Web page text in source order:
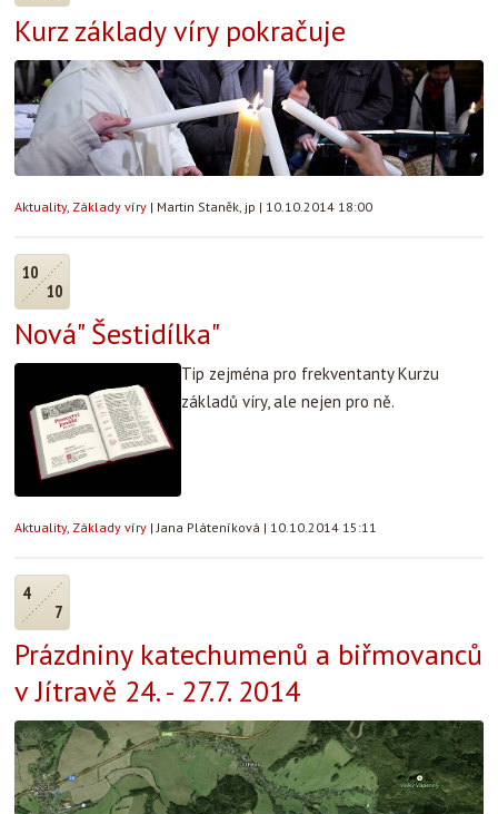
Kurz základy víry pokračuje
Aktuality, Základy víry | Martin Staněk, jp | 10.10.2014 18:00
10
10
Nová" Šestidílka"
Tip zejména pro frekventanty Kurzu
základů víry, ale nejen pro ně.
Aktuality, Základy víry |Jana Pláteníková | 10.10.2014 15:11
4
7
Prázdniny katechumenů a biřmovanců
v Jítravě 24. - 27.7. 2014